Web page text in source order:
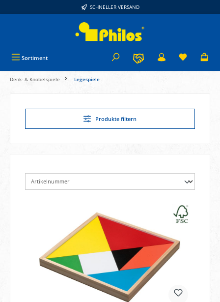
SCHNELLER VERSAND
Sortiment
Denk- & Knobelspiele Legespiele
Produkte filtern